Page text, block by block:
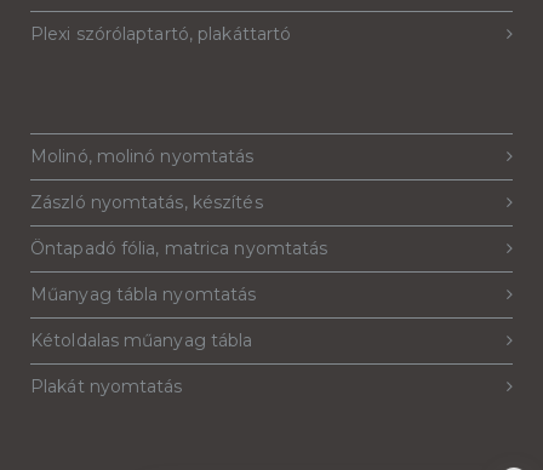
Plexi szórólaptartó, plakáttartó
Molinó, molinó nyomtatás
Zászló nyomtatás, készítés
Öntapadó fólia, matrica nyomtatás
Műanyag tábla nyomtatás
Kétoldalas műanyag tábla
Plakát nyomtatás